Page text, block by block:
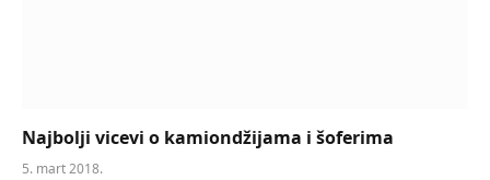
Najbolji vicevi o kamiondžijama i šoferima
5. mart 2018.